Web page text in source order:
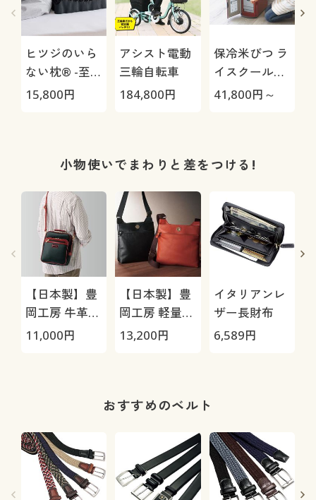
ヒツジのいら
ない枕® -至
極-
15,800円
アシスト電動
三輪自転車
184,800円
保冷米びつ ラ
イスクール
HRC-
41,800円～
小物使いでまわりと差をつける!
【日本製】豊
岡工房 牛革使
いバッグ
11,000円
【日本製】豊
岡工房 軽量牛
革ショルダー
13,200円
イタリアンレ
ザー長財布
6,589円
おすすめのベルト